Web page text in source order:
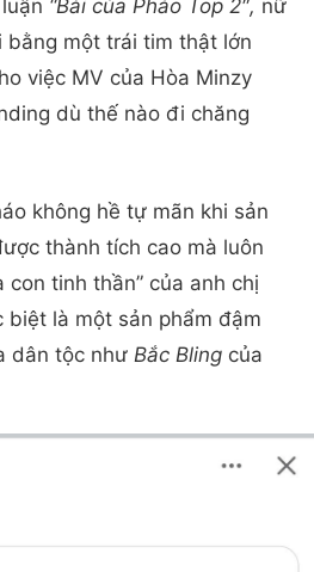
“Bài của Pháo Top 2″, nữ
bằng một trái tim thật lớn
việc MV của Hòa Minzy
dù thế nào đi chăng
không hề tự mãn khi sản
thành tích cao mà luôn
tinh thần” của anh chị
biệt là một sản phẩm đậm
dân tộc như Bắc Bling của